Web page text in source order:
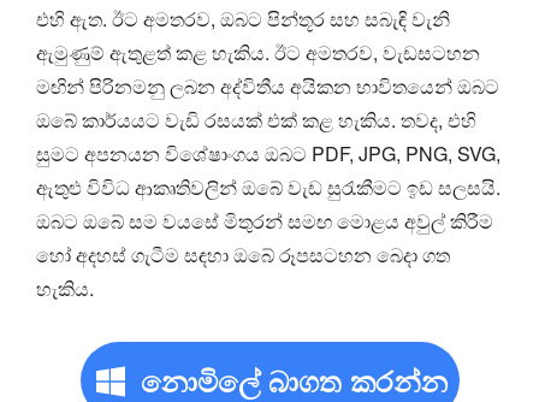
එහි ඇත. ඊට අමතරව, ඔබට පින්තූර සහ සබැඳි වැනි
ඇමුණුම් ඇතුළත් කළ හැකිය. ඊට අමතරව, වැඩසටහන
මඟින් පිරිනමනු ලබන අද්විතීය අයිකන භාවිතයෙන් ඔබට
ඔබේ කාර්යයට වැඩි රසයක් එක් කළ හැකිය. තවද, එහි
සුමට අපනයන විශේෂාංගය ඔබට PDF, JPG, PNG, SVG,
ඇතුළු විවිධ ආකෘතිවලින් ඔබේ වැඩ සුරැකීමට ඉඩ සලසයි.
ඔබට ඔබේ සම වයසේ මිතුරන් සමඟ මොළය අවුල් කිරීම
හෝ අදහස් ගැටීම සඳහා ඔබේ රූපසටහන බෙදා ගත
හැකිය.
නොමිලේ බාගත කරන්න